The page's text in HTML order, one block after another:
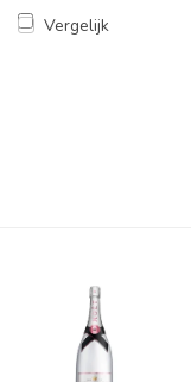
Vergelijk